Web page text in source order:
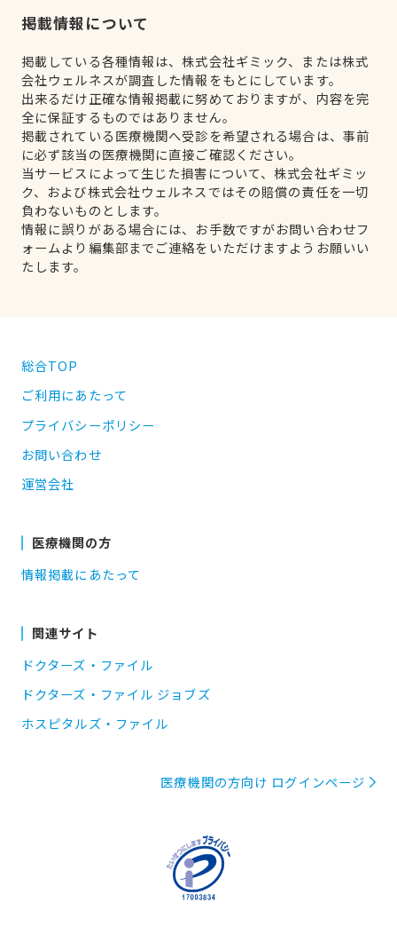
掲載情報について
掲載している各種情報は、株式会社ギミック、または株式
会社ウェルネスが調査した情報をもとにしています。
出来るだけ正確な情報掲載に努めておりますが、内容を完
全に保証するものではありません。
掲載されている医療機関へ受診を希望される場合は、事前
に必ず該当の医療機関に直接ご確認ください。
当サービスによって生じた損害について、株式会社ギミッ
ク、および株式会社ウェルネスではその賠償の責任を一切
負わないものとします。
情報に誤りがある場合には、お手数ですがお問い合わせフ
ォームより編集部までご連絡をいただけますようお願いい
たします。
総合TOP
ご利用にあたって
プライバシーポリシー
お問い合わせ
運営会社
医療機関の方
情報掲載にあたって
関連サイト
ドクターズ・ファイル
ドクターズ・ファイル ジョブズ
ホスピタルズ・ファイル
医療機関の方向け ログインページ